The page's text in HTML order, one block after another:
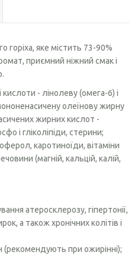
горіха, яке містить 73-90%
приємний ніжний смак і
кислоти - лінолеву (омега-6) і
олеїнову жирну
жирних кислот -
і гліколіпіди, стерини;
каротиноїди, вітаміни
(магній, кальцій, калій,
атеросклерозу, гіпертонії,
а також хронічних колітів і
(рекомендують при ожирінні);